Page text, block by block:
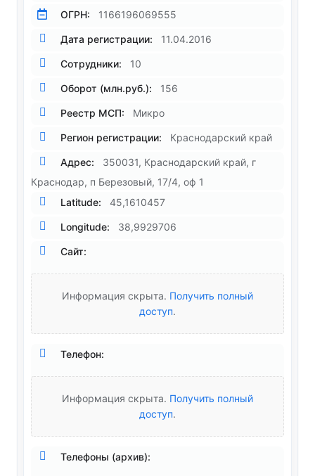
ОГРН: 1166196069555
Дата регистрации: 11.04.2016
Сотрудники: 10
Оборот (млн.руб.): 156
Реестр МСП: Микро
Регион регистрации: Краснодарский край
Адрес:
350031, Краснодарский край, г
Краснодар, п Березовый, 17/4, оф 1
Latitude:
45,1610457
Longitude: 38,9929706
Сайт:
Информация скрыта. Получить полный
доступ.
Телефон:
Информация скрыта. Получить полный
доступ.
Телефоны (архив):